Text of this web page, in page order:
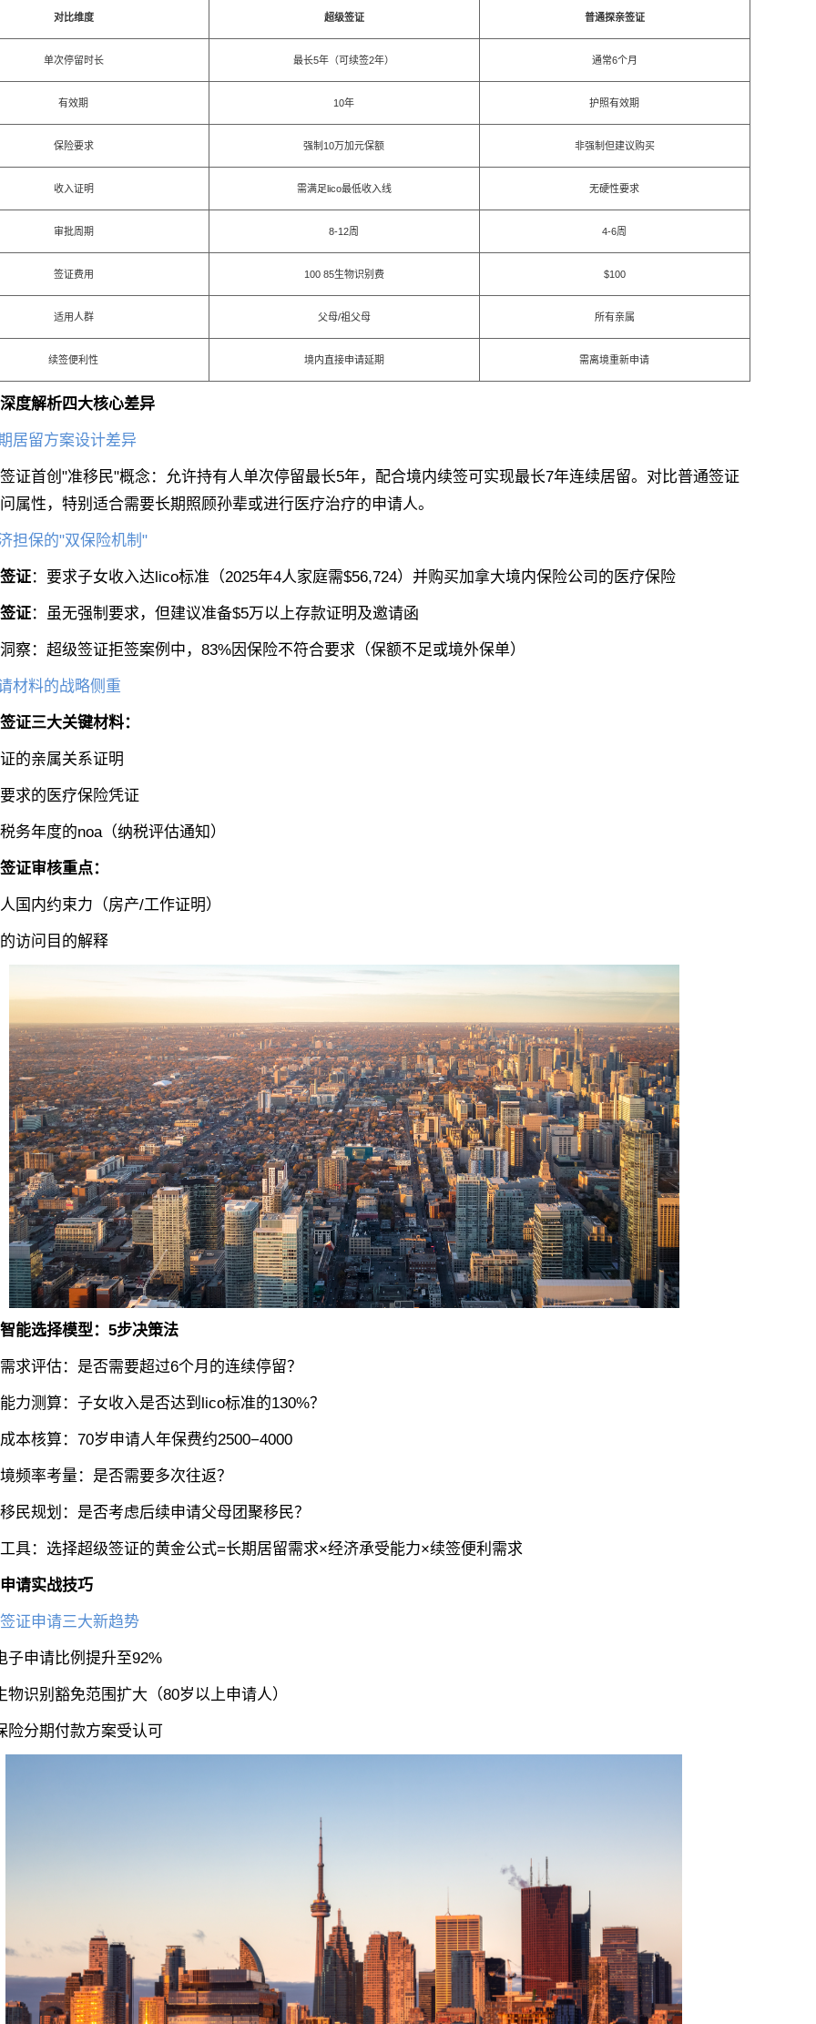
对比维度 超级签证 普通探亲签证
单次停留时长 最长5年（可续签2年） 通常6个月
有效期 10年 护照有效期
保险要求 强制10万加元保额 非强制但建议购买
收入证明 需满足lico最低收入线 无硬性要求
审批周期 8-12周 4-6周
签证费用 100 85生物识别费 $100
适用人群 父母/祖父母 所有亲属
续签便利性 境内直接申请延期 需离境重新申请
度解析四大核心差异
居留方案设计差异
首创"准移民"概念：允许持有人单次停留最长5年，配合境内续签可实现最长7年连续居留。对比普通签证
属性，特别适合需要长期照顾孙辈或进行医疗治疗的申请人。
担保的"双保险机制"
证：要求子女收入达lico标准（2025年4人家庭需$56,724）并购买加拿大境内保险公司的医疗保险
证：虽无强制要求，但建议准备$5万以上存款证明及邀请函
：超级签证拒签案例中，83%因保险不符合要求（保额不足或境外保单）
材料的战略侧重
证三大关键材料：
亲属关系证明
的医疗保险凭证
年度的noa（纳税评估通知）
证审核重点：
内约束力（房产/工作证明）
问目的解释
能选择模型：5步决策法
评估：是否需要超过6个月的连续停留？
测算：子女收入是否达到lico标准的130%？
核算：70岁申请人年保费约2500−4000
率考量：是否需要多次往返？
规划：是否考虑后续申请父母团聚移民？
：选择超级签证的黄金公式=长期居留需求×经济承受能力×续签便利需求
请实战技巧
证申请三大新趋势
子申请比例提升至92%
物识别豁免范围扩大（80岁以上申请人）
险分期付款方案受认可